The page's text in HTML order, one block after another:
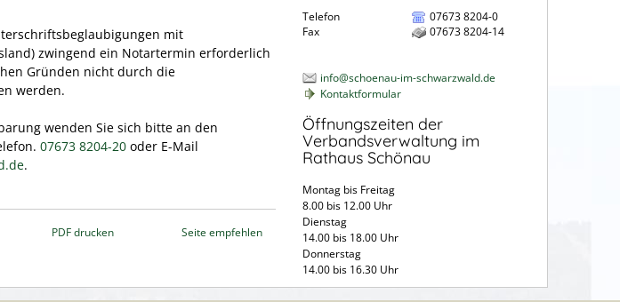
mit
zwingend ein Notartermin erforderlich
Gründen nicht durch die
werden.
wenden Sie sich bitte an den
07673 8204-20 oder E-Mail
.
PDF drucken Seite empfehlen
Telefon
07673 8204-0
Fax
07673 8204-14
info@schoenau-im-schwarzwald.de
Kontaktformular
Öffnungszeiten der
Verbandsverwaltung im
Rathaus Schönau
Montag bis Freitag
8.00 bis 12.00 Uhr
Dienstag
14.00 bis 18.00 Uhr
Donnerstag
14.00 bis 16.30 Uhr